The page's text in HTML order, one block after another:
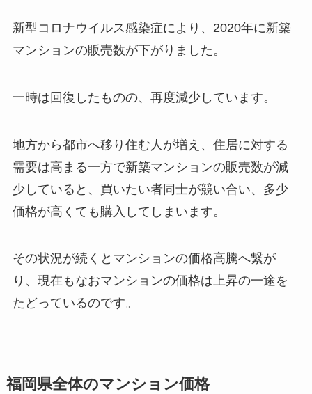
新型コロナウイルス感染症により、2020年に新築
マンションの販売数が下がりました。
一時は回復したものの、再度減少しています。
地方から都市へ移り住む人が増え、住居に対する
需要は高まる一方で新築マンションの販売数が減
少していると、買いたい者同士が競い合い、多少
価格が高くても購入してしまいます。
その状況が続くとマンションの価格高騰へ繋が
り、現在もなおマンションの価格は上昇の一途を
たどっているのです。
福岡県全体のマンション価格